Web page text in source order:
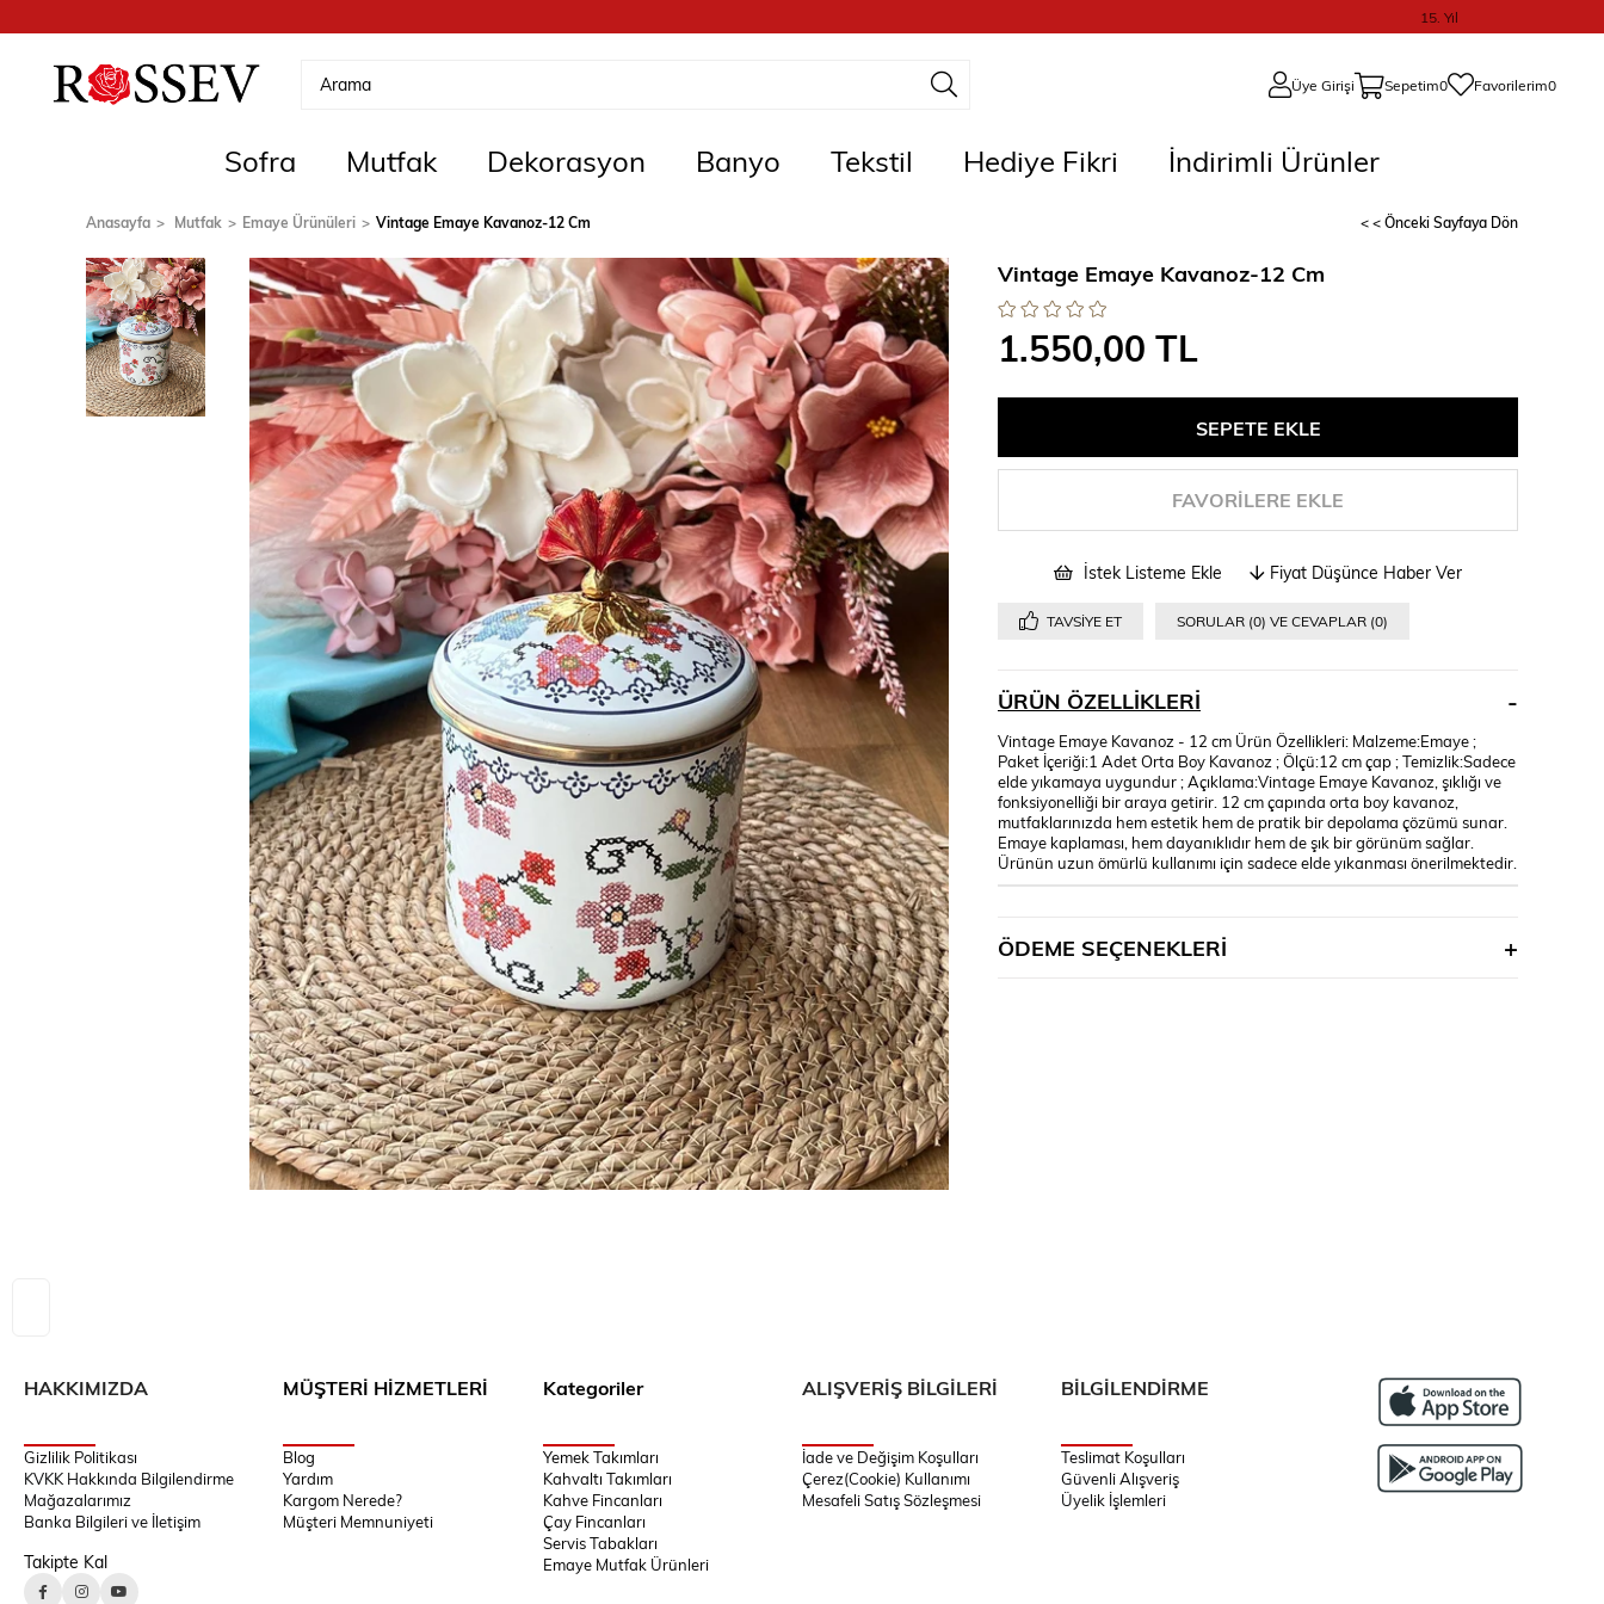
15. Yıl
Üye Girişi Sepetim0 Favorilerim0
Sofra Mutfak Dekorasyon Banyo Tekstil Hediye Fikri İndirimli Ürünler
Anasayfa Mutfak Emaye Ürünüleri Vintage Emaye Kavanoz-12 Cm < < Önceki Sayfaya Dön
Vintage Emaye Kavanoz-12 Cm
1.550,00 TL
FAVORILERE EKLE
İstek Listeme Ekle Fiyat Düşünce Haber Ver
TAVSIYE ET SORULAR (0) VE CEVAPLAR (0)
ÜRÜN ÖZELLIKLERI
Vintage Emaye Kavanoz - 12 cm Ürün Özellikleri: Malzeme:Emaye ;
Paket İçeriği:1 Adet Orta Boy Kavanoz ; Ölçü:12 cm çap ; Temizlik:Sadece
elde yıkamaya uygundur ; Açıklama:Vintage Emaye Kavanoz, şıklığı ve
fonksiyonelliği bir araya getirir. 12 cm çapında orta boy kavanoz,
mutfaklarınızda hem estetik hem de pratik bir depolama çözümü sunar.
Emaye kaplaması, hem dayanıklıdır hem de şık bir görünüm sağlar.
Ürünün uzun ömürlü kullanımı için sadece elde yıkanması önerilmektedir.
ÖDEME SEÇENEKLERI
HAKKIMIZDA
Gizlilik Politikası
KVKK Hakkında Bilgilendirme
Mağazalarımız
Banka Bilgileri ve İletişim
Takipte Kal
MÜŞTERİ HİZMETLERİ
Blog
Yardım
Kargom Nerede?
Müşteri Memnuniyeti
Kategoriler
Yemek Takımları
Kahvaltı Takımları
Kahve Fincanları
Çay Fincanları
Servis Tabakları
Emaye Mutfak Ürünleri
ALIŞVERİŞ BİLGİLERİ
İade ve Değişim Koşulları
Çerez(Cookie) Kullanımı
Mesafeli Satış Sözleşmesi
BİLGİLENDİRME
Teslimat Koşulları
Güvenli Alışveriş
Üyelik İşlemleri